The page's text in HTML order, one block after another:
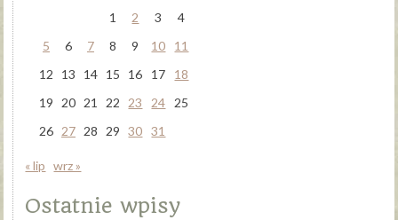
1
2 3
4
5
6 7 8 9 10
11
12
13 14 15 16 17
18
19
20 21 22 23 24
25
26 27 28 29 30 31
« lip wrz »
Ostatnie wpisy